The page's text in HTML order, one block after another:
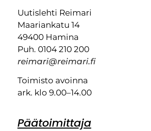
Uutislehti Reimari
Maariankatu 14
49400 Hamina
Puh. 0104 210 200
reimari@reimari.fi
Toimisto avoinna
ark. klo 9.00–14.00
Päätoimittaja